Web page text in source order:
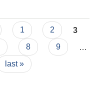
1 2
3
8 9
last »